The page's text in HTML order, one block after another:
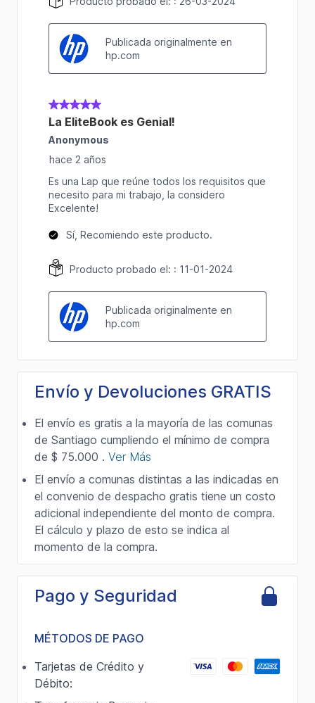
Envío y Devoluciones GRATIS
El envío es gratis a la mayoría de las comunas
de Santiago cumpliendo el mínimo de compra
de $ 75.000 . Ver Más
El envío a comunas distintas a las indicadas en
el convenio de despacho gratis tiene un costo
adicional independiente del monto de compra.
El cálculo y plazo de esto se indica al
momento de la compra.
Pago y Seguridad
MÉTODOS DE PAGO
Tarjetas de Crédito y
Débito: